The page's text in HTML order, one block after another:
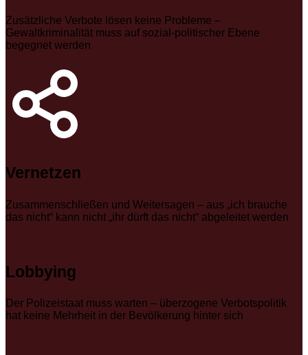
Zusätzliche Verbote lösen keine Probleme –
Gewaltkriminalität muss auf sozial-politischer Ebene
begegnet werden
Vernetzen
Zusammenschließen und Weitersagen – aus „ich brauche
das nicht“ kann nicht „ihr dürft das nicht“ abgeleitet werden
Lobbying
Der Polizeistaat muss warten – überzogene Verbotspolitik
hat keine Mehrheit in der Bevölkerung hinter sich